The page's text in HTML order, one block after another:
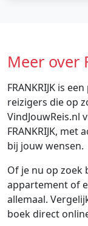
Meer over
FRANKRIJK is
reizigers die op
VindJouwReis.nl
FRANKRIJK,
bij jouw wensen.
Of je nu op zoek
appartement of
allemaal.
boek direct